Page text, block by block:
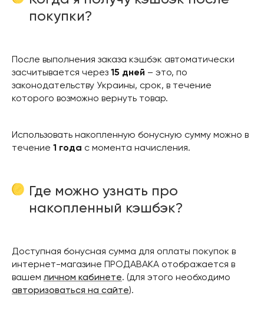
покупки?
После выполнения заказа кэшбэк автоматически
засчитывается через 15 дней – это, по
законодательству Украины, срок, в течение
которого возможно вернуть товар.
Использовать накопленную бонусную сумму можно в
течение 1 года с момента начисления.
Где можно узнать про
накопленный кэшбэк?
Доступная бонусная сумма для оплаты покупок в
интернет-магазине ПРОДАВАКА отображается в
вашем личном кабинете. (для этого необходимо
авторизоваться на сайте).